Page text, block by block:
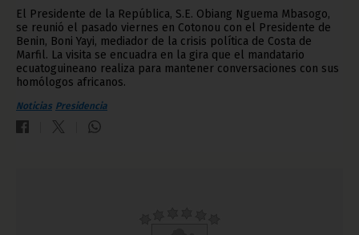
El Presidente de la República, S.E. Obiang Nguema Mbasogo,
se reunió el pasado viernes en Cotonou con el Presidente de
Benin, Boni Yayi, mediador de la crisis política de Costa de
Marfil. La visita se encuadra en la gira que el mandatario
ecuatoguineano realiza para mantener conversaciones con sus
homólogos africanos.
Noticias Presidencia